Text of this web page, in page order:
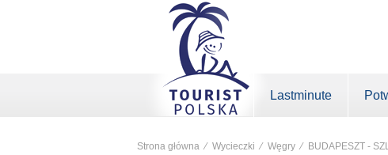
Lastminute
Strona główna ⁄ Wycieczki ⁄ Węgry ⁄ BUDAPESZT -